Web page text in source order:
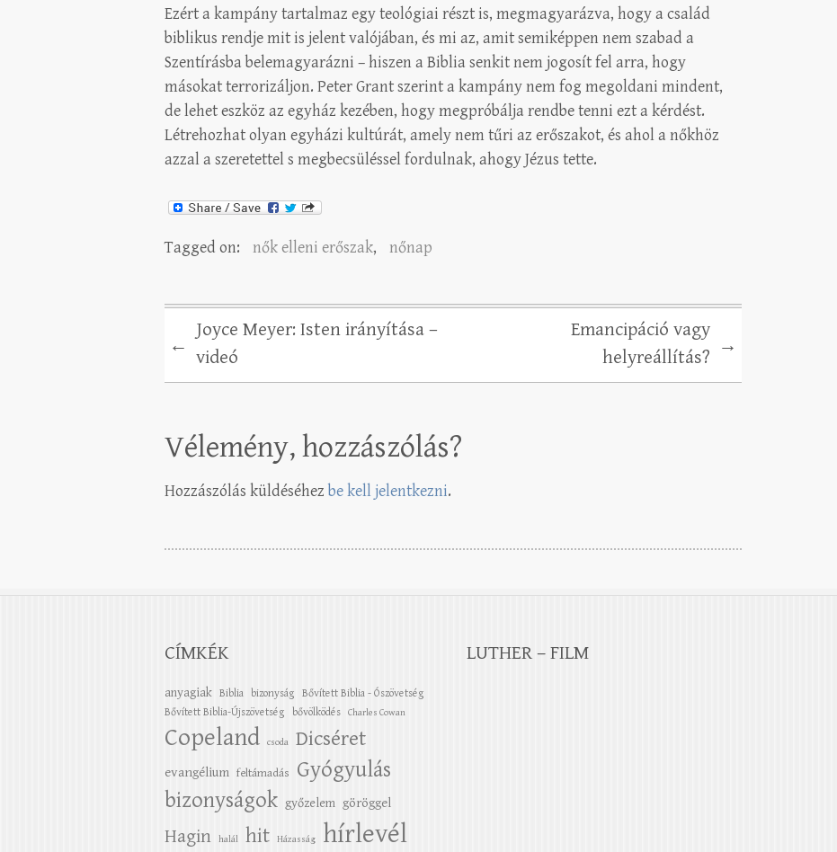
Ezért a kampány tartalmaz egy teológiai részt is, megmagyarázva, hogy a család
biblikus rendje mit is jelent valójában, és mi az, amit semiképpen nem szabad a
Szentírásba belemagyarázni – hiszen a Biblia senkit nem jogosít fel arra, hogy
másokat terrorizáljon. Peter Grant szerint a kampány nem fog megoldani mindent,
de lehet eszköz az egyház kezében, hogy megpróbálja rendbe tenni ezt a kérdést.
Létrehozhat olyan egyházi kultúrát, amely nem tűri az erőszakot, és ahol a nőkhöz
azzal a szeretettel s megbecsüléssel fordulnak, ahogy Jézus tette.
Tagged on: nők elleni erőszak, nőnap
←
Joyce Meyer: Isten irányítása –
videó
Emancipáció vagy
helyreállítás?
→
Vélemény, hozzászólás?
Hozzászólás küldéséhez be kell jelentkezni.
CÍMKÉK
anyagiak Biblia bizonyság
Bővített Biblia - Ószövetség
Bővített Biblia-Újszövetség
bővölködés Charles Cowan
Copeland csoda Dicséret
evangélium feltámadás
Gyógyulás
bizonyságok győzelem göröggel
Hagin halál hit Házasság hírlevél
LUTHER – FILM